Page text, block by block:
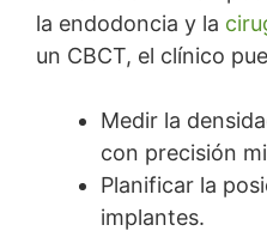
la endodoncia y la
un CBCT, el clínico
Medir la
con precisión
Planificar la
implantes.